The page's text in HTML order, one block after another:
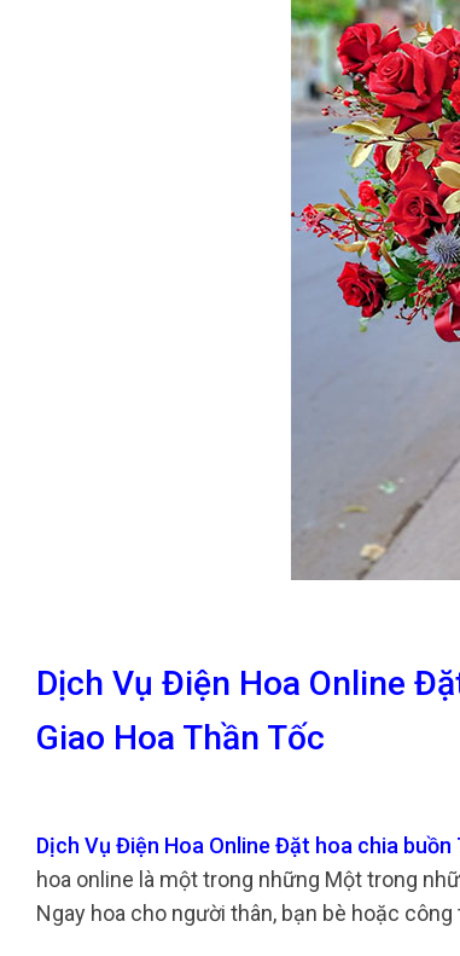
Dịch Vụ Điện Hoa Online
Giao Hoa Thần Tốc
Dịch Vụ Điện Hoa Online Đặt hoa chia
hoa online là một trong những Một trong
Ngay hoa cho người thân, bạn bè hoặc